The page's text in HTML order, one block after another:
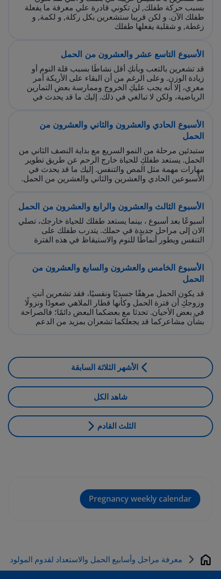
بسبب حركة طفلك, لن تكوني قادرة علي معرفة ما يفعلة
طفلك الآن. و لكن قريبا ستشعرين بكل ركلة, و لكمة, و
زغطة, و شقلبة يفعلها طفلك
الأسبوع التاسع عشر والعشرون من الحمل
قد تشعرين بالتعب وبأنكِ أقل نشاطًا بسبب قلة النوم أو
زيادة الوزن. وعلى الرغم من أن البقاء على الأريكة أمر
مغري، إلا أنه يجب عليكِ الخروج وممارسة بعض التمارين
الرياضية، ولكن لا تبالغي في ذلك. إليك ما قد يحدث في
الأسبوع الحادي والعشرون والثاني والعشرون من
الحمل
ستبدئين مرحلة من النمو السريع مع بداية النصف الثاني من
الحمل. يستعد طفلكِ للحياة خارج الرحم عن طريق تطوير
مهارات مهمة مثل المص والتنفس. إليك ما قد يحدث في
الأسبوعين الحادي والعشرين والثاني والعشرين من الحمل.
الأسبوع الثالث والعشرون والرابع والعشرون من الحمل
أسبوعًا بعد أسبوع ، بينما يستعد طفلك للحياة خارجك، تصلي
الان إلى مراحل جديدة في حملك. يتدرب طفلك على
التنفس ويطور أنماطًا للنوم والاستيقاظ في هذه الفترة
الأسبوع الخامس والعشرون والسابع والعشرون من
الحمل
قد يكون الحمل مرهقًا جسديًا ونفسيًا، فقد تشعرين أنتِ
وزوجكِ أن فترة الحمل وكأنها قطار الملاهي صعودًا ونزولًا
في بعض الأحيان. تحدثا مع بعضكما البعض دائمًا؛ فالصراحة
بشأن مشاعركما قد يجعلكما تشعران بمزيد من الدعم
الأشهر الثلاثة السابقة
شاهد الكل
الثلث القادم
Pregnancy weekly calendar
بيت معرفة مراحل وأسابيع الحمل والاستعداد لقدوم المولود